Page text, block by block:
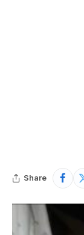
Share